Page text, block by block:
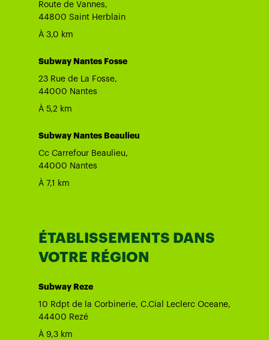
Route de Vannes,
44800 Saint Herblain
À 3,0 km
Subway Nantes Fosse
23 Rue de La Fosse,
44000 Nantes
À 5,2 km
Subway Nantes Beaulieu
Cc Carrefour Beaulieu,
44000 Nantes
À 7,1 km
ÉTABLISSEMENTS DANS
VOTRE RÉGION
Subway Reze
10 Rdpt de la Corbinerie, C.Cial Leclerc Oceane,
44400 Rezé
À 9,3 km